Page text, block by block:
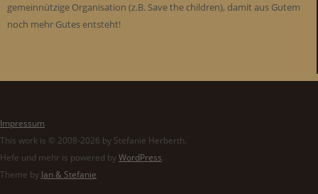
gemeinnützige Organisation (z.B. Save the children), damit aus Gutem
noch mehr Gutes entsteht!
Impressum
This work is © 2008-2026 by Stefanie Herberth.
Hefe und mehr is powered byWordPress.
Theme by Jan & Stefanie